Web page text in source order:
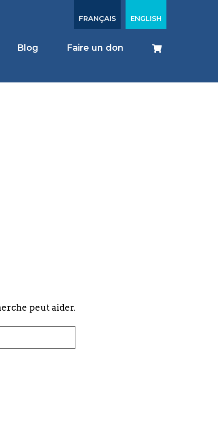
FRANÇAIS ENGLISH
Blog Faire un don
peut aider.